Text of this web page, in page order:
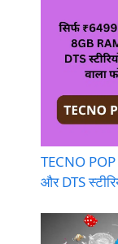
TECNO
और DTS